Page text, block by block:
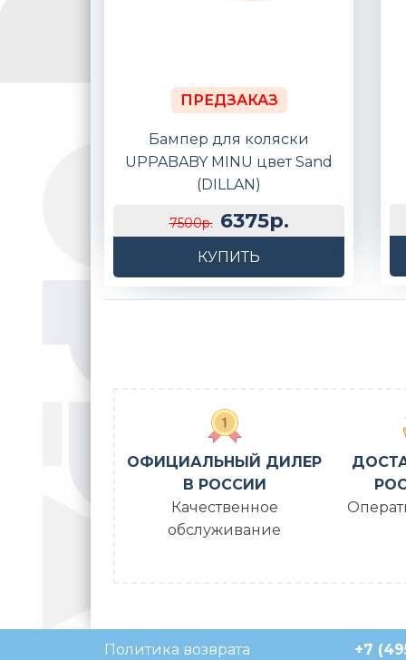
ПРЕДЗАКАЗ
Бампер для коляски
UPPABABY MINU цвет Sand
(DILLAN)
7500р. 6375р.
КУПИТЬ
ОФИЦИАЛЬНЫЙ ДИЛЕР
В РОССИИ
Качественное
обслуживание
Политика возврата
+7